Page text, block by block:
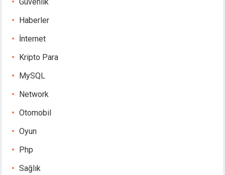
Güvenlik
Haberler
İnternet
Kripto Para
MySQL
Network
Otomobil
Oyun
Php
Sağlık